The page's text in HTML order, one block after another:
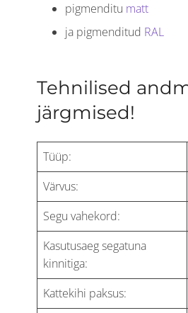
pigmenditu matt
ja pigmenditud RAL
Tehnilised
järgmised!
Tüüp:
Värvus:
Segu vahekord:
Kasutusaeg segatuna
kinnitiga:
Kattekihi paksus: